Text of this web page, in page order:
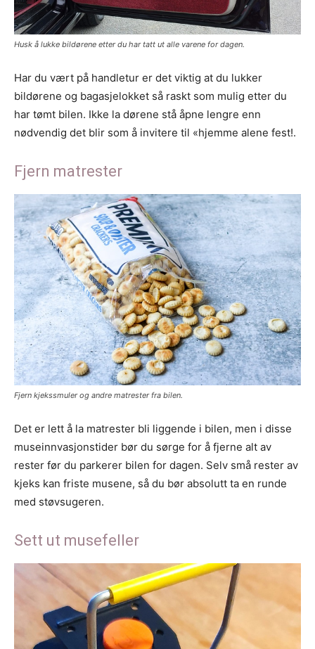
Husk å lukke bildørene etter du har tatt ut alle varene for dagen.
Har du vært på handletur er det viktig at du lukker
bildørene og bagasjelokket så raskt som mulig etter du
har tømt bilen. Ikke la dørene stå åpne lengre enn
nødvendig det blir som å invitere til «hjemme alene fest!.
Fjern matrester
Fjern kjekssmuler og andre matrester fra bilen.
Det er lett å la matrester bli liggende i bilen, men i disse
museinnvasjonstider bør du sørge for å fjerne alt av
rester før du parkerer bilen for dagen. Selv små rester av
kjeks kan friste musene, så du bør absolutt ta en runde
med støvsugeren.
Sett ut musefeller